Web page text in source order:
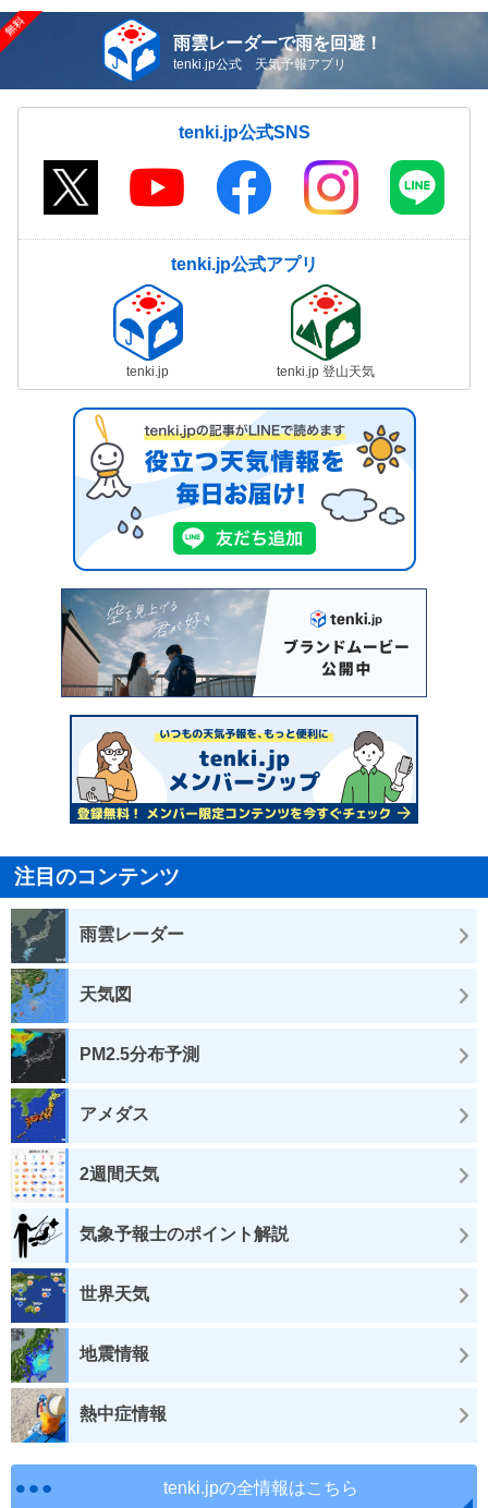
雨雲レーダーで雨を回避！
tenki.jp公式 天気予報アプリ
tenki.jp公式SNS
tenki.jp公式アプリ
tenki.jp tenki.jp 登山天気
注目のコンテンツ
雨雲レーダー
天気図
PM2.5分布予測
アメダス
2週間天気
気象予報士のポイント解説
世界天気
地震情報
熱中症情報
tenki.jpの全情報はこちら